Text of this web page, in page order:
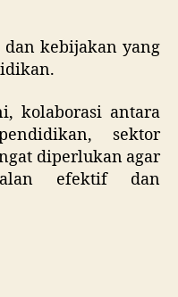
kebijakan yang
kolaborasi antara
sektor
diperlukan agar
efektif dan